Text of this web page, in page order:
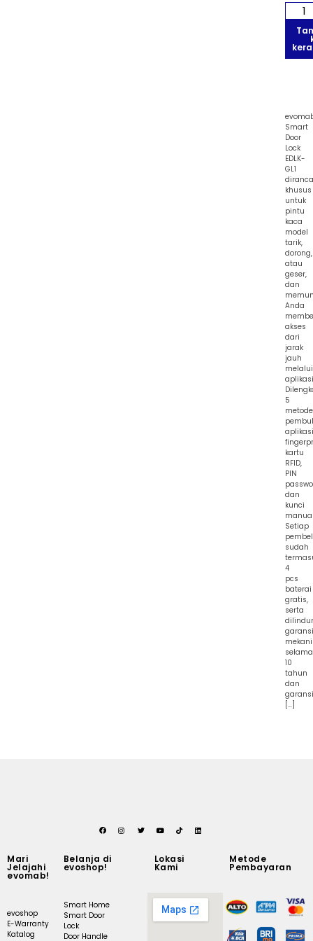
Smart
Door
Lock
EDLK-
GL1
khusus
untuk
pintu
kaca
model
tarik,
dorong,
atau
geser,
dan
Anda
akses
dari
jarak
jauh
melalui
5
metode
kartu
RFID,
PIN
dan
kunci
Setiap
sudah
4
pcs
baterai
gratis,
serta
garansi
selama
10
tahun
dan
garansi
[…]
Mari
Jelajahi
evomab!
evoshop
E-Warranty
Katalog
Belanja di
evoshop!
Smart Home
Smart Door
Lock
Door Handle
Lokasi
Kami
Metode
Pembayaran